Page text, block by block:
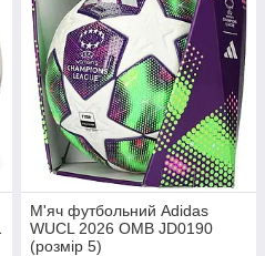
М'яч футбольний Adidas
WUCL 2026 OMB JD0190
(розмір 5)